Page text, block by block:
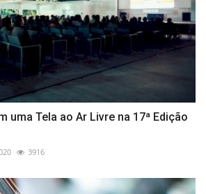
uma Tela ao Ar Livre na 17ª Edição
3916